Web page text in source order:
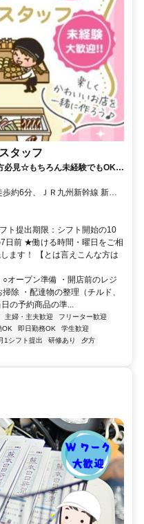
タッフ
必見☆もちろん未経験でもOK！
約6分、ＪＲ九州新幹線 新玉
後伊倉徒歩約51分 玉名駅(JR
ト提出期限：シフト開始の10
日前 ★働ける時間・曜日をご相
ます！ 【とは言えこんな方は
オープン準備 ・開店前のレジ
除 ・配達物の整理（チルド、
の予約商品の準...
主婦・主夫歓迎
フリーター歓迎
OK 即日勤務OK
学生歓迎
1シフト提出 研修あり
夕方